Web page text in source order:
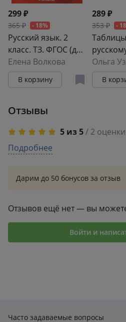
299 ₽
365 ₽ - 18%
Русский язык. 2
класс. ТЗ. ФГОС (две
краски)
Елена Волкова
В корзину
289 ₽
353 ₽ -
Ольга
В
Отзывы
5 из 5/ 2 оценки
5
Подробнее
Дарим до 50 бонусов за отзыв
Отзывов ещё нет — вы
Войти и
Часто задаваемые вопросы